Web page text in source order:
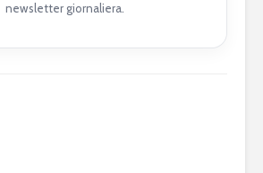
newsletter giornaliera.